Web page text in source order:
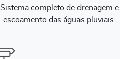
Sistema completo de drenagem e
escoamento das águas pluviais.